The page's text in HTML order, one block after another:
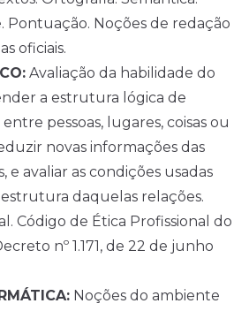
Pontuação. Noções de redação
oficiais.
Avaliação da habilidade do
a estrutura lógica de
pessoas, lugares, coisas ou
novas informações das
e avaliar as condições usadas
daquelas relações.
Código de Ética Profissional do
nº 1.171, de 22 de junho
Noções do ambiente